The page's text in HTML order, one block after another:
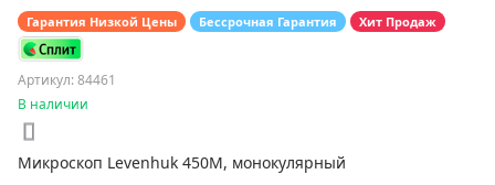
Гарантия Низкой Цены Бессрочная Гарантия Хит Продаж
Артикул: 84461
В наличии
Микроскоп Levenhuk 450M, монокулярный